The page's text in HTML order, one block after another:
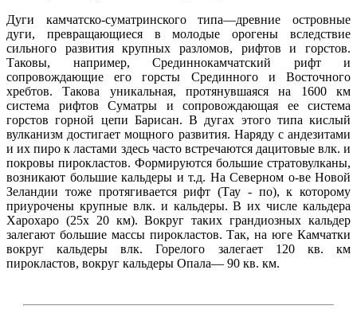
Дуги камчатско-суматринского типа—древние островные
дуги, превращающиеся в молодые орогены вследствие
сильного развития крупных разломов, рифтов и горстов.
Таковы, например, Срединнокамчатский рифт и
сопровождающие его горсты Срединного и Восточного
хребтов. Такова уникальная, протянувшаяся на 1600 км
система рифтов Суматры и сопровождающая ее система
горстов горной цепи Барисан. В дугах этого типа кислый
вулканизм достигает мощного развития. Наряду с андезитами
и их пиро к ластами здесь часто встречаются дацитовые влк. и
покровы пирокластов. Формируются большие стратовулканы,
возникают большие кальдеры и т.д. На Северном о-ве Новой
Зеландии тоже протягивается рифт (Тау - по), к которому
приурочены крупные влк. и кальдеры. В их числе кальдера
Харохаро (25x 20 км). Вокруг таких грандиозных кальдер
залегают большие массы пирокластов. Так, на юге Камчатки
вокруг кальдеры влк. Горелого залегает 120 кв. км
пирокластов, вокруг кальдеры Опала— 90 кв. км.